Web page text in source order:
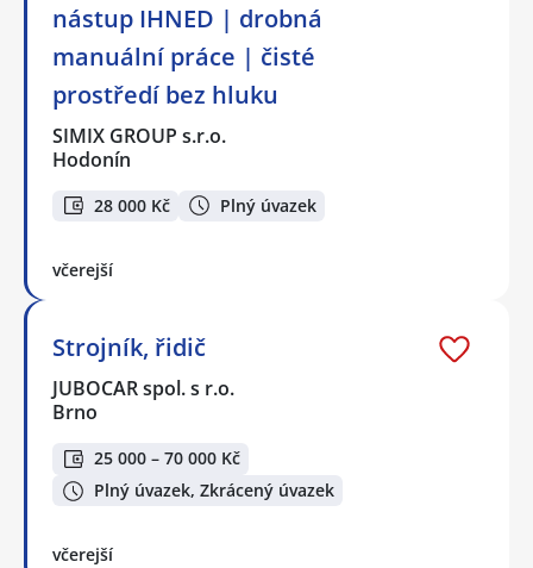
nástup IHNED | drobná
manuální práce | čisté
prostředí bez hluku
SIMIX GROUP s.r.o.
Hodonín
28 000 Kč Plný úvazek
včerejší
Strojník, řidič
JUBOCAR spol. s r.o.
Brno
25 000 – 70 000 Kč
Plný úvazek, Zkrácený úvazek
včerejší